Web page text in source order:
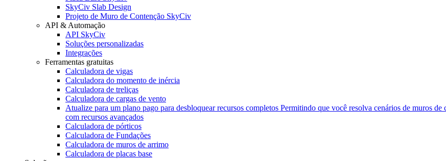
SkyCiv Slab Design
Projeto de Muro de Contenção SkyCiv
API & Automação
API SkyCiv
Soluções personalizadas
Integrações
Ferramentas gratuitas
Calculadora de vigas
Calculadora do momento de inércia
Calculadora de treliças
Calculadora de cargas de vento
Atualize para um plano pago para desbloquear recursos completos Permitindo que você resolva cenários de muros de
com recursos avançados
Calculadora de pórticos
Calculadora de Fundações
Calculadora de muros de arrimo
Calculadora de placas base